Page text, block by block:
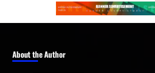
About the Author